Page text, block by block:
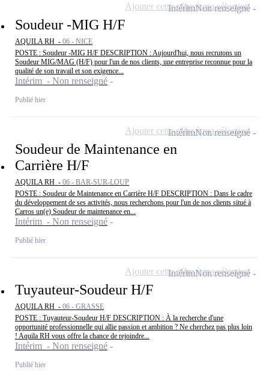
Soudeur -MIG H/F
AQUILA RH - 06 - NICE
POSTE : Soudeur -MIG H/F DESCRIPTION : Aujourd'hui, nous recrutons un
Soudeur MIG/MAG (H/F) pour l'un de nos clients, une entreprise reconnue pour la
qualité de son travail et son exigence...
Intérim - Non renseigné
Publié hier
IntérimNon renseigné
Ajouter cette offre à ma sélection
Soudeur de Maintenance en
Carrière H/F
AQUILA RH - 06 - BAR-SUR-LOUP
POSTE : Soudeur de Maintenance en Carrière H/F DESCRIPTION : Dans le cadre
du développement de ses activités, nous recherchons pour l'un de nos clients situé à
Carros un(e) Soudeur de maintenance en...
Intérim - Non renseigné
Publié hier
IntérimNon renseigné
Ajouter cette offre à ma sélection
Tuyauteur-Soudeur H/F
AQUILA RH - 06 - GRASSE
POSTE : Tuyauteur-Soudeur H/F DESCRIPTION : À la recherche d'une
opportunité professionnelle qui allie passion et ambition ? Ne cherchez pas plus loin
! Aquila RH vous offre la chance de rejoindre...
Intérim - Non renseigné
Publié hier
IntérimNon renseigné
Ajouter cette offre à ma sélection